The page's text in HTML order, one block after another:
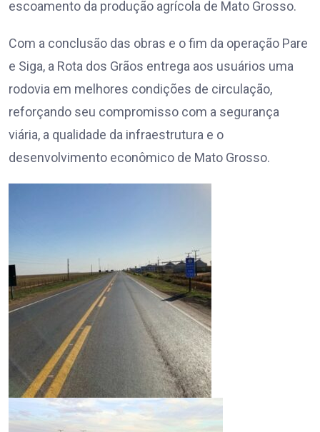
escoamento da produção agrícola de Mato Grosso.
Com a conclusão das obras e o fim da operação Pare
e Siga, a Rota dos Grãos entrega aos usuários uma
rodovia em melhores condições de circulação,
reforçando seu compromisso com a segurança
viária, a qualidade da infraestrutura e o
desenvolvimento econômico de Mato Grosso.